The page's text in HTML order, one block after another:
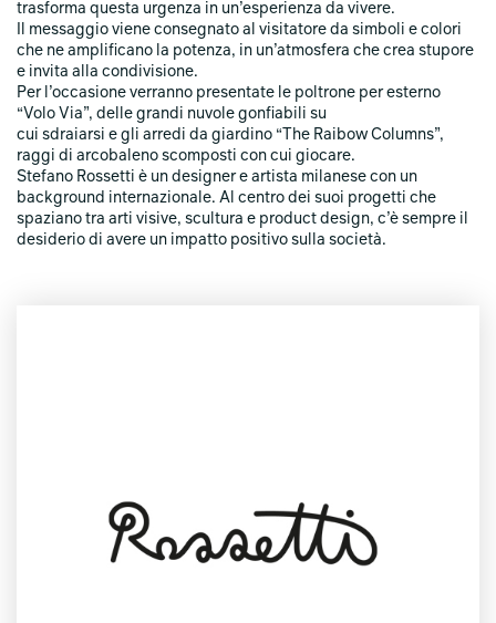
trasforma questa urgenza in un’esperienza da vivere.
Il messaggio viene consegnato al visitatore da simboli e colori
che ne amplificano la potenza, in un’atmosfera che crea stupore
e invita alla condivisione.
Per l’occasione verranno presentate le poltrone per esterno
“Volo Via”, delle grandi nuvole gonfiabili su
cui sdraiarsi e gli arredi da giardino “The Raibow Columns”,
raggi di arcobaleno scomposti con cui giocare.
Stefano Rossetti è un designer e artista milanese con un
background internazionale. Al centro dei suoi progetti che
spaziano tra arti visive, scultura e product design, c’è sempre il
desiderio di avere un impatto positivo sulla società.